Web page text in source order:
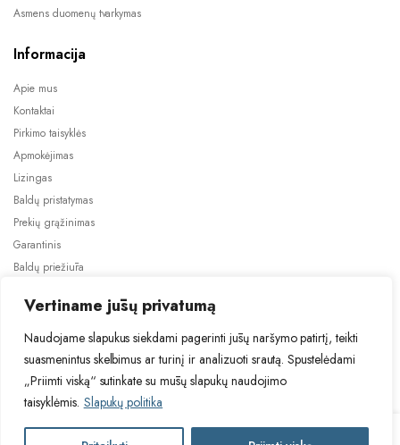
Vertiname jūsų privatumą
Naudojame slapukus siekdami pagerinti jūsų naršymo patirtį, teikti
suasmenintus skelbimus ar turinį ir analizuoti srautą. Spustelėdami
„Priimti viską“ sutinkate su mūsų slapukų naudojimo
taisyklėmis. Slapukų politika
Asmens duomenų tvarkymas
Informacija
Apie mus
Kontaktai
Pirkimo taisyklės
Apmokėjimas
Lizingas
Baldų pristatymas
Prekių grąžinimas
Garantinis
Baldų priežiūra
2024 © Visos teisės saugomos. Be TauBaldai.lt sutikimo draudžiama